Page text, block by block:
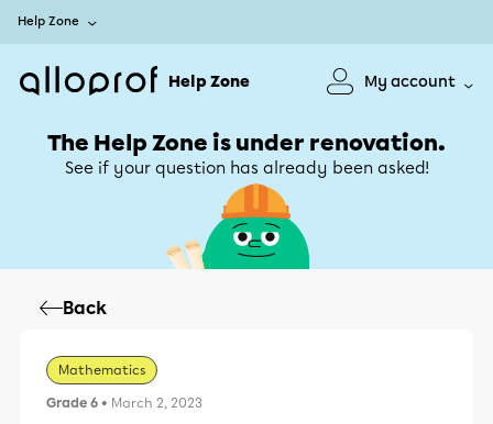
Help Zone
Help Zone My account
The Help Zone is under renovation.
See if your question has already been asked!
Back
Mathematics
Grade 6 • March 2, 2023